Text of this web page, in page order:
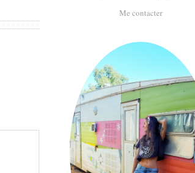
Me contacter